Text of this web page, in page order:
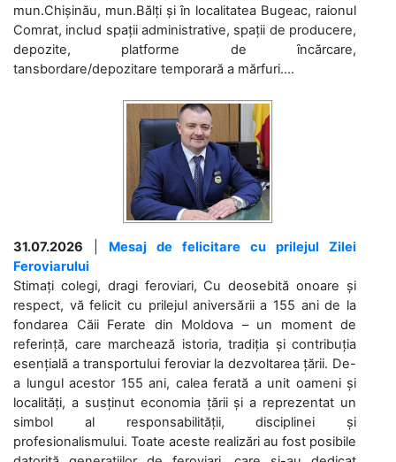
mun.Chișinău, mun.Bălți și în localitatea Bugeac, raionul
Comrat, includ spații administrative, spații de producere,
depozite, platforme de încărcare,
tansbordare/depozitare temporară a mărfuri....
31.07.2026
Mesaj de felicitare cu prilejul Zilei
Feroviarului
Stimați colegi, dragi feroviari, Cu deosebită onoare și
respect, vă felicit cu prilejul aniversării a 155 ani de la
fondarea Căii Ferate din Moldova – un moment de
referință, care marchează istoria, tradiția și contribuția
esențială a transportului feroviar la dezvoltarea țării. De-
a lungul acestor 155 ani, calea ferată a unit oameni și
localități, a susținut economia țării și a reprezentat un
simbol al responsabilității, disciplinei și
profesionalismului. Toate aceste realizări au fost posibile